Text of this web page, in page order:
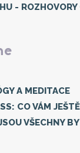
-
A MEDITACE
CO VÁM
VŠECHNY